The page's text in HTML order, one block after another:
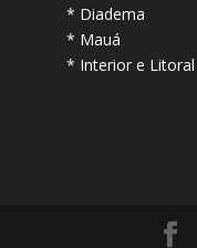
* Diadema
* Mauá
* Interior e Litoral